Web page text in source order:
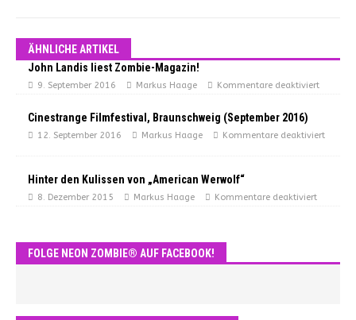
ÄHNLICHE ARTIKEL
John Landis liest Zombie-Magazin!
9. September 2016 Markus Haage Kommentare deaktiviert
Cinestrange Filmfestival, Braunschweig (September 2016)
12. September 2016 Markus Haage Kommentare deaktiviert
Hinter den Kulissen von „American Werwolf“
8. Dezember 2015 Markus Haage Kommentare deaktiviert
FOLGE NEON ZOMBIE® AUF FACEBOOK!